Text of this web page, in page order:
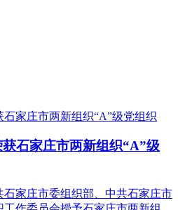
石家庄市两新组织“A”级
家庄市委组织部、中共石家庄市